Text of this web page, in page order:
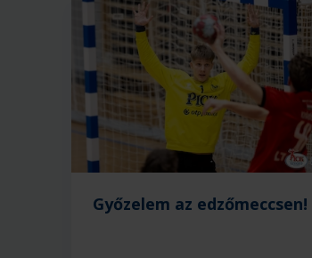
Győzelem az edzőmeccsen!